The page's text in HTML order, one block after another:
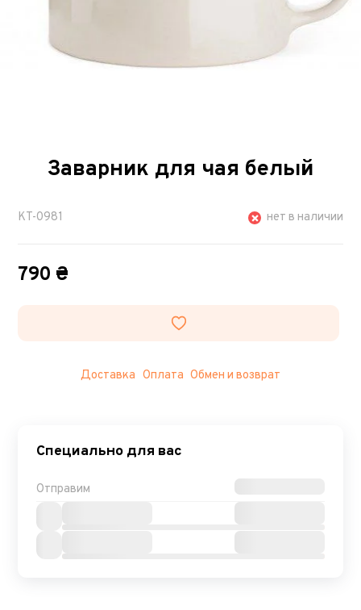
Заварник для чая белый
KT-0981 нет в наличии
790 ₴
Доставка Оплата Обмен и возврат
Специально для вас
Отправим